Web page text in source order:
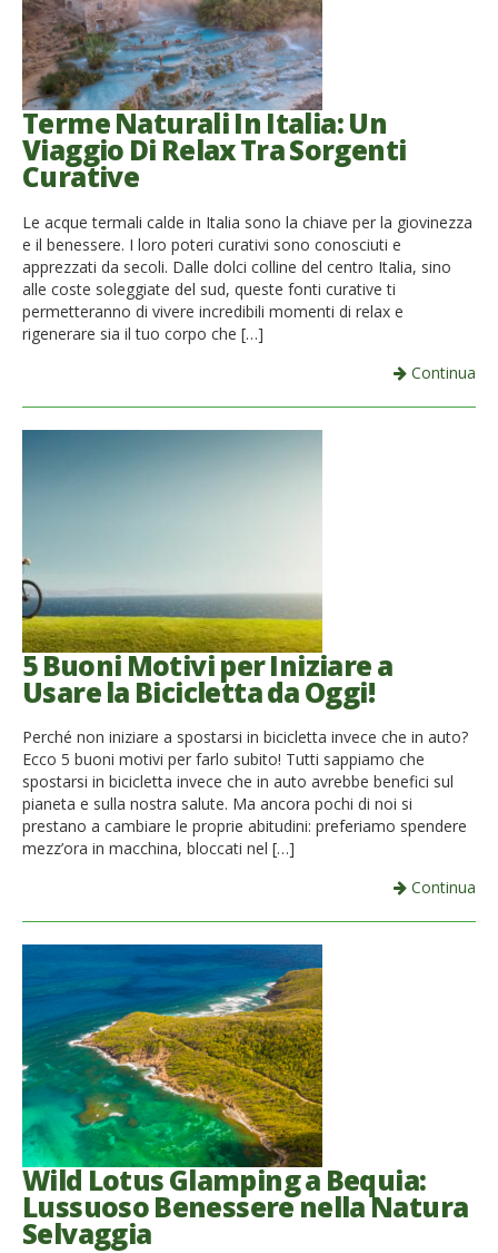
Terme Naturali In Italia: Un
Viaggio Di Relax Tra Sorgenti
Curative
Le acque termali calde in Italia sono la chiave per la giovinezza
e il benessere. I loro poteri curativi sono conosciuti e
apprezzati da secoli. Dalle dolci colline del centro Italia, sino
alle coste soleggiate del sud, queste fonti curative ti
permetteranno di vivere incredibili momenti di relax e
rigenerare sia il tuo corpo che […]
Continua
5 Buoni Motivi per Iniziare a
Usare la Bicicletta da Oggi!
Perché non iniziare a spostarsi in bicicletta invece che in auto?
Ecco 5 buoni motivi per farlo subito! Tutti sappiamo che
spostarsi in bicicletta invece che in auto avrebbe benefici sul
pianeta e sulla nostra salute. Ma ancora pochi di noi si
prestano a cambiare le proprie abitudini: preferiamo spendere
mezz’ora in macchina, bloccati nel […]
Continua
Wild Lotus Glamping a Bequia:
Lussuoso Benessere nella Natura
Selvaggia